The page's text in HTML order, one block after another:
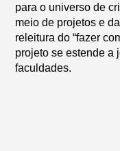
para o universo de
meio de projetos e
releitura do “fazer
projeto se estende a
faculdades.